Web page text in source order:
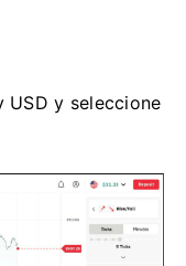
USD y seleccione